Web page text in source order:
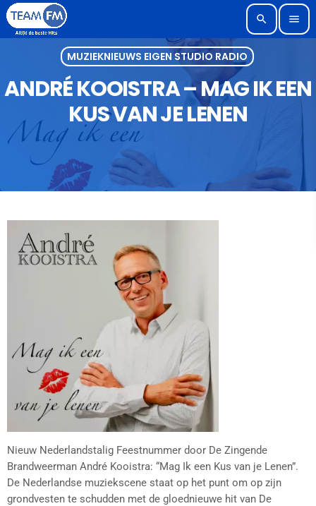
search menu
MUZIEKNIEUWS EIGEN STUDIO RADIO
ANDRÉ KOOISTRA – MAG IK EEN
KUS VAN JE LENEN
Nieuw Nederlandstalig Feestnummer door De Zingende
Brandweerman André Kooistra: “Mag Ik een Kus van je Lenen”.
De Nederlandse muziekscene staat op het punt om op zijn
grondvesten te schudden met de gloednieuwe hit van De